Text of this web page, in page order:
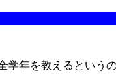
年を教えるという